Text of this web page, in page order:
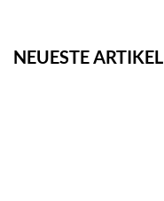
NEUESTE ARTIKEL